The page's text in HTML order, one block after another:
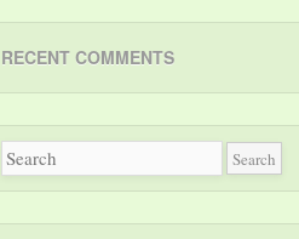
RECENT COMMENTS